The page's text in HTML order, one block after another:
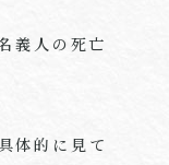
義人の死亡
体的に見て